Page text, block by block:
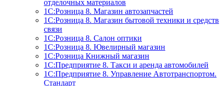
отделочных материалов
1С:Розница 8. Магазин автозапчастей
1С:Розница 8. Магазин бытовой техники и средств
связи
1С:Розница 8. Салон оптики
1С:Розница 8. Ювелирный магазин
1С:Розница Книжный магазин
1C:Предприятие 8. Такси и аренда автомобилей
1С:Предприятие 8. Управление Автотранспортом.
Стандарт